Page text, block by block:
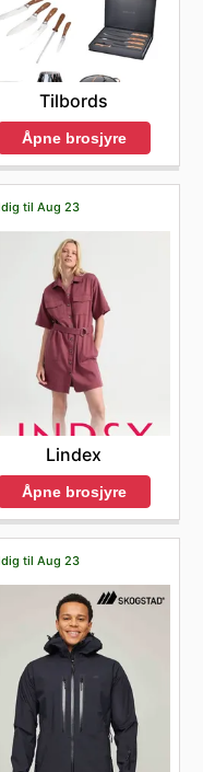
Tilbords
Åpne brosjyre
til Aug 23
Lindex
Åpne brosjyre
til Aug 23